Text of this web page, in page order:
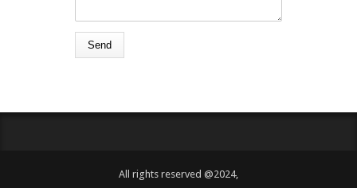
All rights reserved @2024,